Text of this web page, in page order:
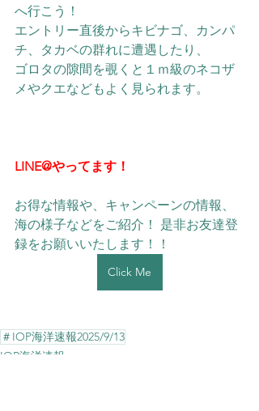
へ行こう！
​エントリー直後からキビナゴ、カンパ
チ、タカベの群れに遭遇したり、
ゴロタの隙間を覗くと１ｍ級のネコザ
メやクエなどもよく見られます。
LINE@やってます！
お得な情報や、キャンペーンの情報、
海の様子などをご紹介！ 是非お友達登
録をお願いいたします！！
Click Me
＃IOP海洋速報2025/9/13
IOP海洋速報